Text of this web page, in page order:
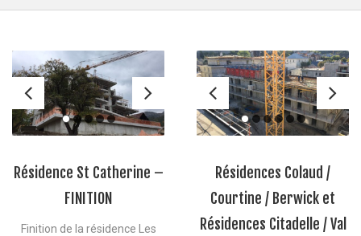
Résidence St Catherine –
FINITION
Finition de la résidence Les
Résidences Colaud /
Courtine / Berwick et
Résidences Citadelle / Val